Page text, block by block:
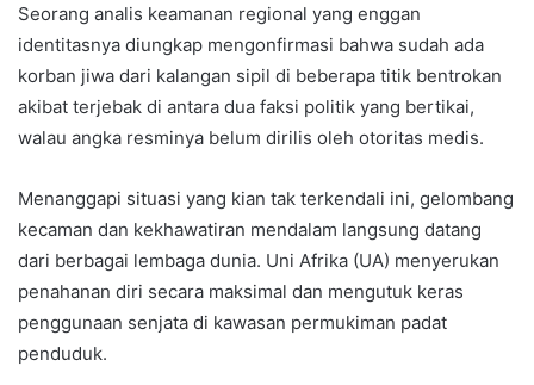
Seorang analis keamanan regional yang enggan
identitasnya diungkap mengonfirmasi bahwa sudah ada
korban jiwa dari kalangan sipil di beberapa titik bentrokan
akibat terjebak di antara dua faksi politik yang bertikai,
walau angka resminya belum dirilis oleh otoritas medis.
Menanggapi situasi yang kian tak terkendali ini, gelombang
kecaman dan kekhawatiran mendalam langsung datang
dari berbagai lembaga dunia. Uni Afrika (UA) menyerukan
penahanan diri secara maksimal dan mengutuk keras
penggunaan senjata di kawasan permukiman padat
penduduk.